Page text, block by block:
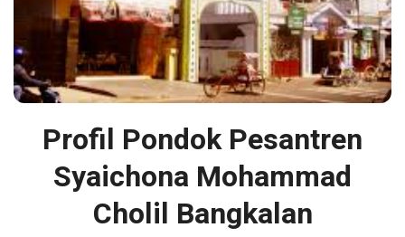
Profil Pondok Pesantren
Syaichona Mohammad
Cholil Bangkalan